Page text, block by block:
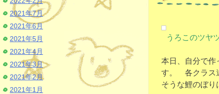
うろこのツヤ
本日、自分で作
す。 各クラス
そうな鯉のぼり
2021年7月
2021年6月
2021年5月
2021年4月
2021年3月
2021年2月
2021年1月